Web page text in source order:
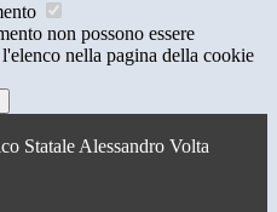
non possono essere
nella pagina della cookie
Statale Alessandro Volta